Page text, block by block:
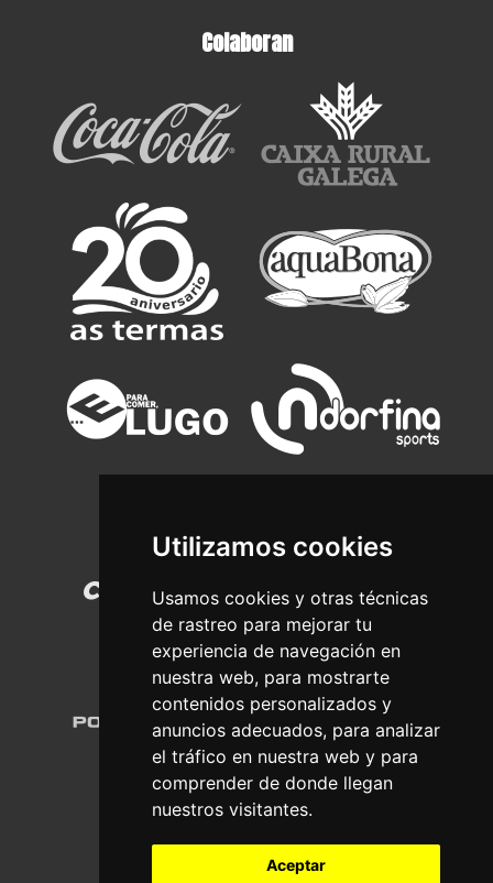
Utilizamos cookies
Usamos cookies y otras técnicas
de rastreo para mejorar tu
experiencia de navegación en
nuestra web, para mostrarte
contenidos personalizados y
anuncios adecuados, para analizar
el tráfico en nuestra web y para
comprender de donde llegan
nuestros visitantes.
Aceptar
Colaboran